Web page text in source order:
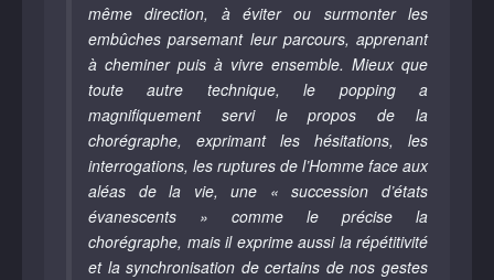
même direction, à éviter ou surmonter les
embûches parsemant leur parcours, apprenant
à cheminer puis à vivre ensemble. Mieux que
toute autre technique, le popping a
magnifiquement servi le propos de la
chorégraphe, exprimant les hésitations, les
interrogations, les ruptures de l’Homme face aux
aléas de la vie, une « succession d’états
évanescents » comme le précise la
chorégraphe, mais il exprime aussi la répétitivité
et la synchronisation de certains de nos gestes